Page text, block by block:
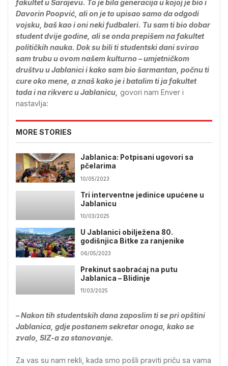
fakultet u Sarajevu. To je bila generacija u kojoj je bio i
Davorin Poopvić, ali on je to upisao samo da odgodi
vojsku, baš kao i oni neki fudbaleri. Tu sam ti bio dobar
student dvije godine, ali se onda prepišem na fakultet
političkih nauka. Dok su bili ti studentski dani svirao
sam trubu u ovom našem kulturno – umjetničkom
društvu u Jablanici i kako sam bio šarmantan, počnu ti
cure oko mene, a znaš kako je i batalim ti ja fakultet
tada i na rikverc u Jablanicu, govori nam Enver i
nastavlja:
MORE STORIES
Jablanica: Potpisani ugovori sa
pčelarima
10/05/2023
Tri interventne jedinice upućene u
Jablanicu
10/03/2025
U Jablanici obilježena 80.
godišnjica Bitke za ranjenike
06/05/2023
Prekinut saobraćaj na putu
Jablanica – Blidinje
11/03/2025
– Nakon tih studentskih dana zaposlim ti se pri opštini
Jablanica, gdje postanem sekretar onoga, kako se
zvalo, SIZ-a za stanovanje.
Za vas su nam rekli, kada smo pošli praviti priču sa vama